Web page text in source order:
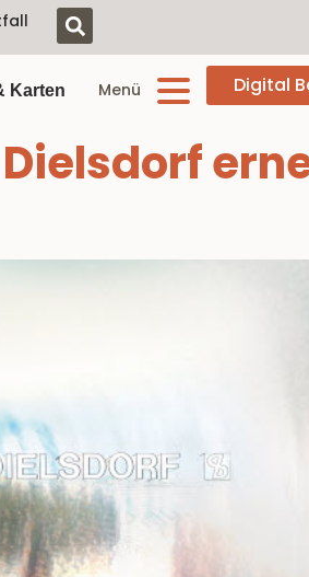
Karten Menü Digital